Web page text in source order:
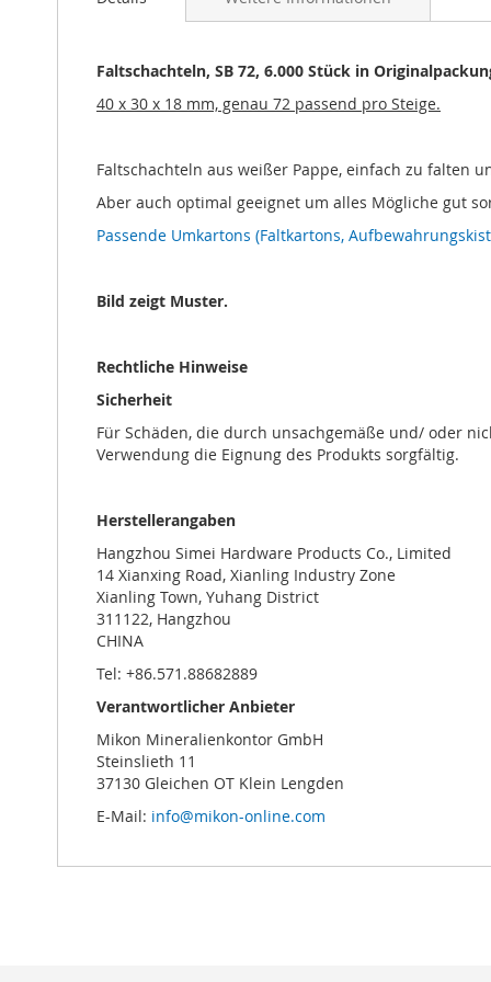
Faltschachteln, SB 72, 6.000 Stück in
40 x 30 x 18 mm, genau 72 passend pro Steige.
Faltschachteln aus weißer Pappe, einfach zu falten
Aber auch optimal geeignet um alles Mögliche gut
Passende Umkartons (Faltkartons,
Bild zeigt Muster.
Rechtliche Hinweise
Sicherheit
Für Schäden, die durch unsachgemäße und/ oder
Verwendung die Eignung des Produkts sorgfältig.
Herstellerangaben
Hangzhou Simei Hardware Products Co., Limited
14 Xianxing Road, Xianling Industry Zone
Xianling Town, Yuhang District
311122, Hangzhou
CHINA
Tel: +86.571.88682889
Verantwortlicher Anbieter
Mikon Mineralienkontor GmbH
Steinslieth 11
37130 Gleichen OT Klein Lengden
E-Mail: info@mikon-online.com